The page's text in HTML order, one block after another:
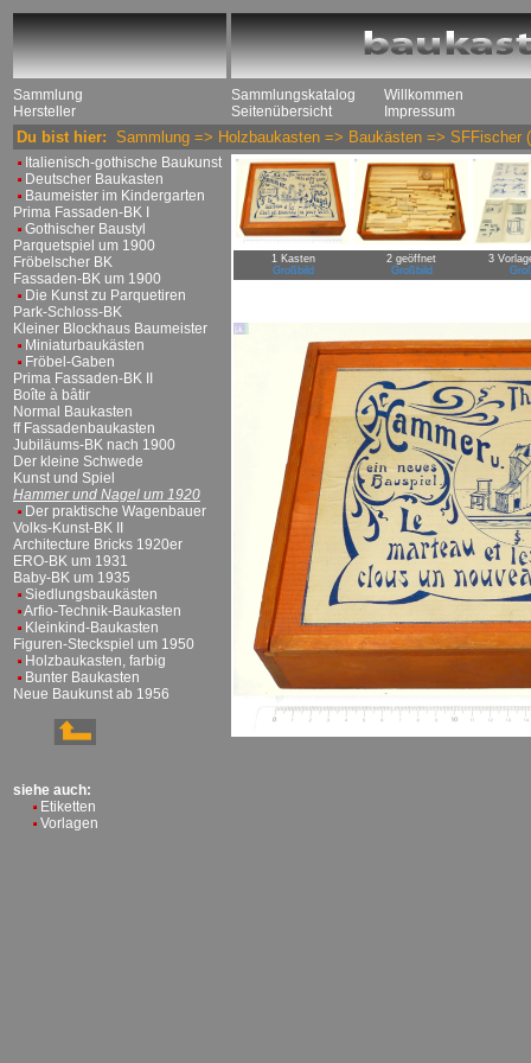
Sammlung
Hersteller
Sammlungskatalog
Seitenübersicht
Willkommen
Impressum
Du bist hier: Sammlung => Holzbaukasten => Baukästen => SFFischer
Italienisch-gothische Baukunst
Deutscher Baukasten
Baumeister im Kindergarten
Prima Fassaden-BK I
Gothischer Baustyl
Parquetspiel um 1900
Fröbelscher BK
Fassaden-BK um 1900
Die Kunst zu Parquetiren
Park-Schloss-BK
Kleiner Blockhaus Baumeister
Miniaturbaukästen
Fröbel-Gaben
Prima Fassaden-BK II
Boîte à bâtir
Normal Baukasten
ff Fassadenbaukasten
Jubiläums-BK nach 1900
Der kleine Schwede
Kunst und Spiel
Hammer und Nagel um 1920
Der praktische Wagenbauer
Volks-Kunst-BK II
Architecture Bricks 1920er
ERO-BK um 1931
Baby-BK um 1935
Siedlungsbaukästen
Arfio-Technik-Baukasten
Kleinkind-Baukasten
Figuren-Steckspiel um 1950
Holzbaukasten, farbig
Bunter Baukasten
Neue Baukunst ab 1956
siehe auch:
Etiketten
Vorlagen
1 Kasten
Großbild
2 geöffnet
Großbild
3